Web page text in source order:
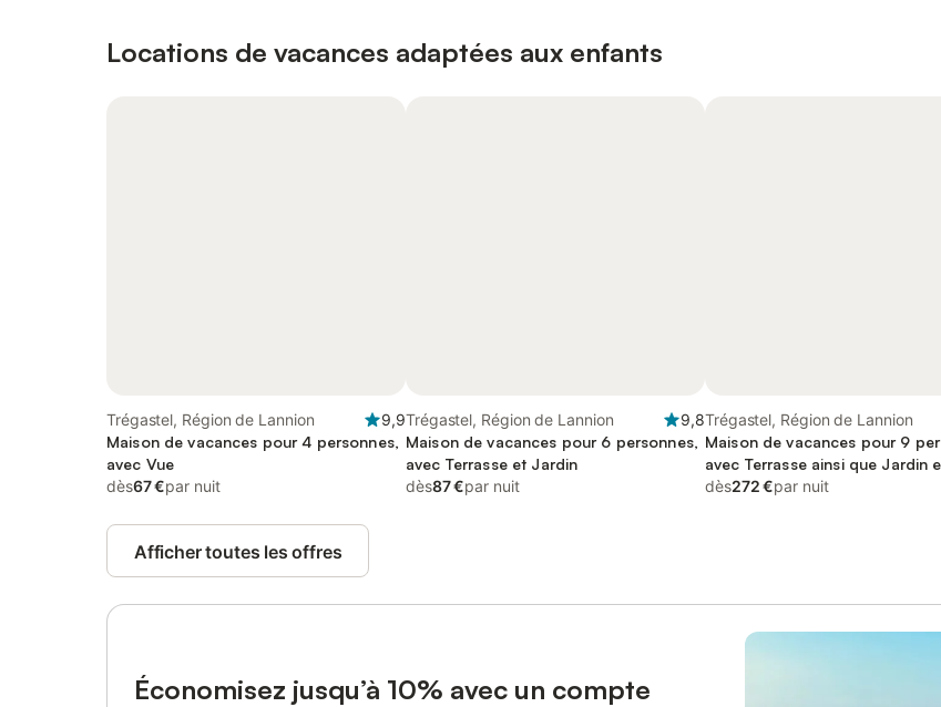
Locations de vacances adaptées aux enfants
Trégastel, Région de Lannion
9,9
Maison de vacances pour 4 personnes,
avec Vue
dès67 €par nuit
Trégastel, Région de Lannion
9,8
Maison de vacances pour 6 personnes,
avec Terrasse et Jardin
dès87 €par nuit
Trégastel, Région de Lannion
Maison de vacances pour 9
avec Terrasse ainsi que Jardin
dès272 €par nuit
Afficher toutes les offres
Économisez jusqu’à 10% avec un compte